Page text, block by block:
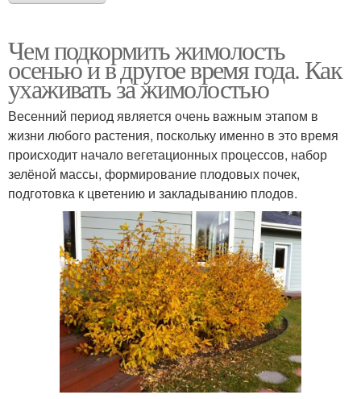
Чем подкормить жимолость
осенью и в другое время года. Как
ухаживать за жимолостью
Весенний период является очень важным этапом в
жизни любого растения, поскольку именно в это время
происходит начало вегетационных процессов, набор
зелёной массы, формирование плодовых почек,
подготовка к цветению и закладыванию плодов.